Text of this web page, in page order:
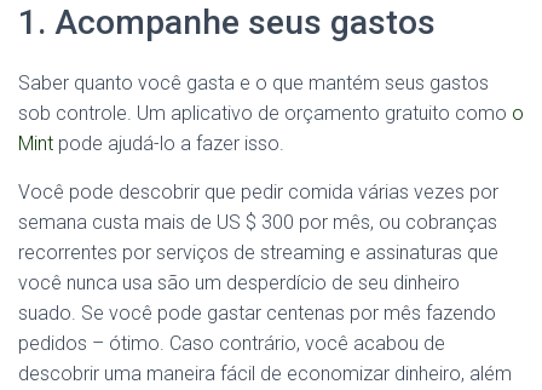
1. Acompanhe seus gastos
Saber quanto você gasta e o que mantém seus gastos
sob controle. Um aplicativo de orçamento gratuito como o
Mint pode ajudá-lo a fazer isso.
Você pode descobrir que pedir comida várias vezes por
semana custa mais de US $ 300 por mês, ou cobranças
recorrentes por serviços de streaming e assinaturas que
você nunca usa são um desperdício de seu dinheiro
suado. Se você pode gastar centenas por mês fazendo
pedidos – ótimo. Caso contrário, você acabou de
descobrir uma maneira fácil de economizar dinheiro, além